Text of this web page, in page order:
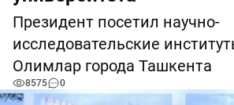
Президент посетил научно-
исследовательские
Олимлар города Ташкента
8575 0